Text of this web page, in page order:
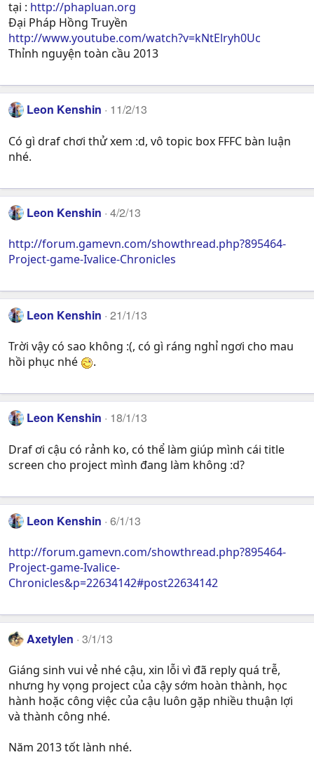
tại : http://phapluan.org
Đại Pháp Hồng Truyền
http://www.youtube.com/watch?v=kNtElryh0Uc
Thỉnh nguyện toàn cầu 2013
Leon Kenshin 11/2/13
Có gì draf chơi thử xem :d, vô topic box FFFC bàn luận
nhé.
Leon Kenshin 4/2/13
http://forum.gamevn.com/showthread.php?895464-
Project-game-Ivalice-Chronicles
Leon Kenshin 21/1/13
Trời vậy có sao không :(, có gì ráng nghỉ ngơi cho mau
hồi phục nhé
.
Leon Kenshin 18/1/13
Draf ơi cậu có rảnh ko, có thể làm giúp mình cái title
screen cho project mình đang làm không :d?
Leon Kenshin 6/1/13
http://forum.gamevn.com/showthread.php?895464-
Project-game-Ivalice-
Chronicles&p=22634142#post22634142
Axetylen 3/1/13
Giáng sinh vui vẻ nhé cậu, xin lỗi vì đã reply quá trễ,
nhưng hy vọng project của cậy sớm hoàn thành, học
hành hoặc công việc của cậu luôn gặp nhiều thuận lợi
và thành công nhé.
Năm 2013 tốt lành nhé.